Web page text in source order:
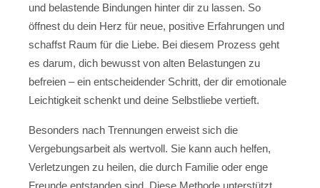
und belastende Bindungen hinter dir zu lassen. So
öffnest du dein Herz für neue, positive Erfahrungen und
schaffst Raum für die Liebe. Bei diesem Prozess geht
es darum, dich bewusst von alten Belastungen zu
befreien – ein entscheidender Schritt, der dir emotionale
Leichtigkeit schenkt und deine Selbstliebe vertieft.
Besonders nach Trennungen erweist sich die
Vergebungsarbeit als wertvoll. Sie kann auch helfen,
Verletzungen zu heilen, die durch Familie oder enge